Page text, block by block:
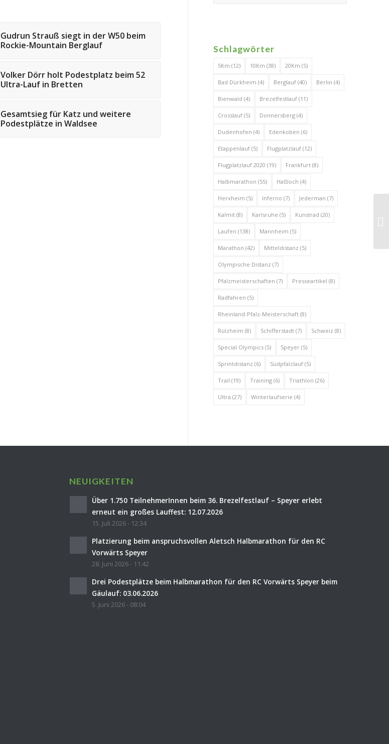
Gudrun Strauß siegt in der W50 beim
Rockie-Mountain Berglauf
Volker Dörr holt Podestplatz beim 52
Ultra-Lauf in Bretten
Gesamtsieg für Katz und weitere
Podestplätze in Waldsee
Schlagwörter
5Km (12) 10Km (38) 20Km (5)
Bad Dürkheim (4) Berglauf(40) Berlin (4)
Bienwald (4) Brezelfestlauf(11)
Crosslauf(5) Donnersberg(4)
Dudenhofen (4) Edenkoben (6)
Etappenlauf(5) Flugplatzlauf(12)
Flugplatzlauf 2020 (19) Frankfurt(8)
Halbmarathon (55) Haßloch (4)
Herxheim (5) Inferno (7) Jederman (7)
Kalmit(8) Karlsruhe (5) Kunstrad (20)
Laufen (138) Mannheim (5)
Marathon (42) Mitteldistanz (5)
Olympische Distanz (7)
Pfalzmeisterschaften (7) Presseartikel (8)
Radfahren (5)
Rheinland-Pfalz-Meisterschaft(8)
Rülzheim (8) Schifferstadt(7) Schweiz (8)
Special Olympics(5) Speyer(5)
Sprintdistanz (6) Südpfalzlauf(5)
Trail (19) Training(6) Triathlon (26)
Ultra (27) Winterlaufserie (4)
NEUIGKEITEN
Über 1.750 TeilnehmerInnen beim 36. Brezelfestlauf – Speyer erlebt
erneut ein großes Lauffest: 12.07.2026
15. Juli 2026 - 12:34
Platzierung beim anspruchsvollen Aletsch Halbmarathon für den RC
Vorwärts Speyer
28. Juni 2026 - 11:42
Drei Podestplätze beim Halbmarathon für den RC Vorwärts Speyer beim
Gäulauf: 03.06.2026
5. Juni 2026 - 08:04